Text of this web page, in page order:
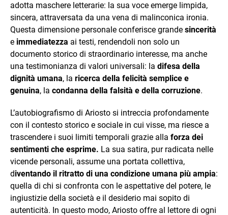
adotta maschere letterarie: la sua voce emerge limpida,
sincera, attraversata da una vena di malinconica ironia.
Questa dimensione personale conferisce grande sincerità
e immediatezza ai testi, rendendoli non solo un
documento storico di straordinario interesse, ma anche
una testimonianza di valori universali: la difesa della
dignità umana, la ricerca della felicità semplice e
genuina, la condanna della falsità e della corruzione.
L’autobiografismo di Ariosto si intreccia profondamente
con il contesto storico e sociale in cui visse, ma riesce a
trascendere i suoi limiti temporali grazie alla forza dei
sentimenti che esprime. La sua satira, pur radicata nelle
vicende personali, assume una portata collettiva,
diventando il ritratto di una condizione umana più ampia:
quella di chi si confronta con le aspettative del potere, le
ingiustizie della società e il desiderio mai sopito di
autenticità. In questo modo, Ariosto offre al lettore di ogni